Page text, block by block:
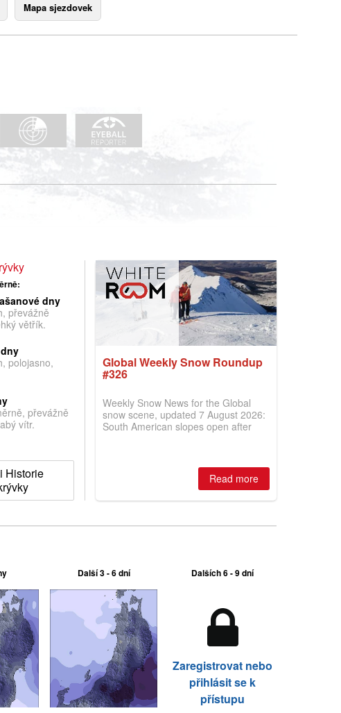
Mapa sjezdovek
dny
převážně
větřík.
polojasno,
převážně
vítr.
Historie
Global Weekly Snow Roundup
#326
Weekly Snow News for the Global
snow scene, updated 7 August 2026:
South American slopes open after
2026, northern hemisphere down to
two outdoor areas still open.Read more
Další 3 - 6 dní Dalších 6 - 9 dní
Zaregistrovat nebo
přihlásit se k
přístupu